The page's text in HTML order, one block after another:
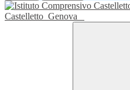
Castelletto Genova